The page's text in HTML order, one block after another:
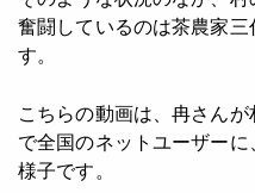
奮闘しているのは茶農家
す。
こちらの動画は、冉さん
で全国のネットユーザー
様子です。